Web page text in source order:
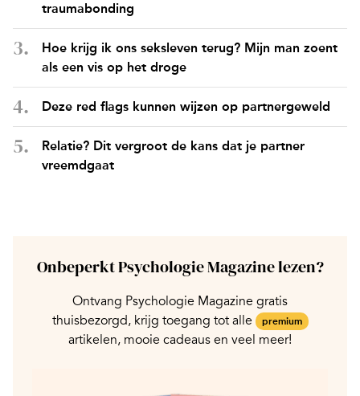
traumabonding
Hoe krijg ik ons seksleven terug? Mijn man zoent
als een vis op het droge
Deze red flags kunnen wijzen op partnergeweld
Relatie? Dit vergroot de kans dat je partner
vreemdgaat
Onbeperkt Psychologie Magazine lezen?
Ontvang Psychologie Magazine gratis
thuisbezorgd, krijg toegang tot alle
premium
artikelen, mooie cadeaus en veel meer!